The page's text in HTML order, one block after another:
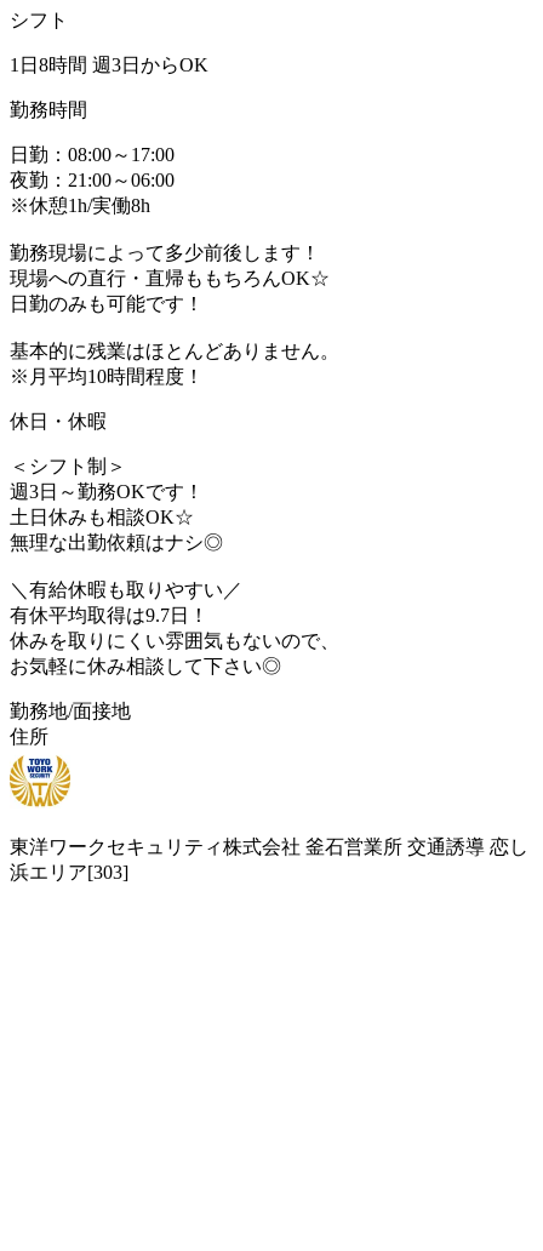
シフト
1日8時間 週3日からOK
勤務時間
日勤：08:00～17:00
夜勤：21:00～06:00
※休憩1h/実働8h
勤務現場によって多少前後します！
現場への直行・直帰ももちろんOK☆
日勤のみも可能です！
基本的に残業はほとんどありません。
※月平均10時間程度！
休日・休暇
＜シフト制＞
週3日～勤務OKです！
土日休みも相談OK☆
無理な出勤依頼はナシ◎
＼有給休暇も取りやすい／
有休平均取得は9.7日！
休みを取りにくい雰囲気もないので、
お気軽に休み相談して下さい◎
勤務地/面接地
住所
東洋ワークセキュリティ株式会社 釜石営業所 交通誘導 恋し
浜エリア[303]